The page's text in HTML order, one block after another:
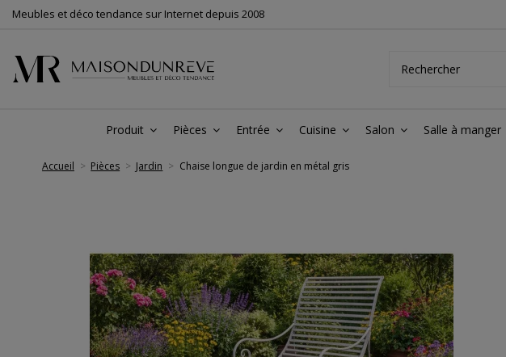
Meubles et déco tendance sur Internet depuis 2008
Produit Pièces Entrée Cuisine Salon Salle à manger
Accueil Pièces Jardin Chaise longue de jardin en métal gris